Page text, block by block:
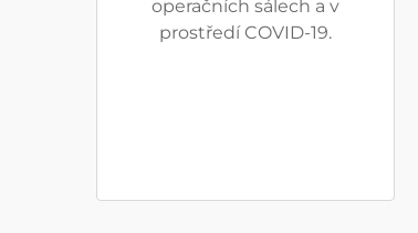
operačních sálech a v
prostředí COVID-19.